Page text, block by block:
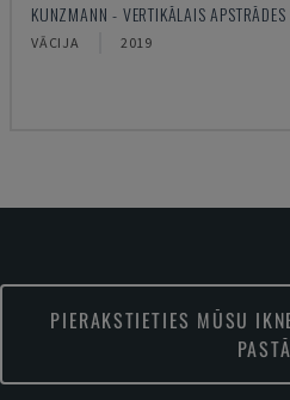
KUNZMANN - VERTIKĀLAIS APSTRĀDES
VĀCIJA 2019
PIERAKSTIETIES MŪSU